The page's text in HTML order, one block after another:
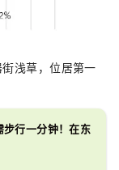
浅草，位居第一
步行一分钟！在东